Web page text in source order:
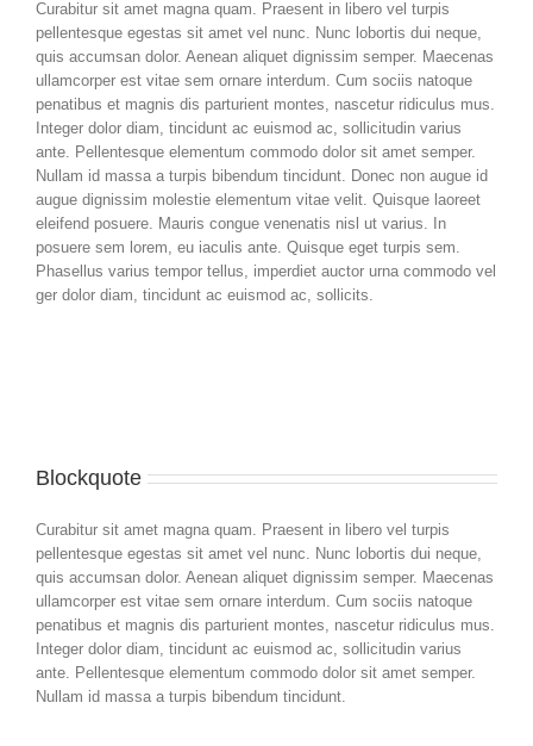
Curabitur sit amet magna quam. Praesent in libero vel turpis
pellentesque egestas sit amet vel nunc. Nunc lobortis dui neque,
quis accumsan dolor. Aenean aliquet dignissim semper. Maecenas
ullamcorper est vitae sem ornare interdum. Cum sociis natoque
penatibus et magnis dis parturient montes, nascetur ridiculus mus.
Integer dolor diam, tincidunt ac euismod ac, sollicitudin varius
ante. Pellentesque elementum commodo dolor sit amet semper.
Nullam id massa a turpis bibendum tincidunt. Donec non augue id
augue dignissim molestie elementum vitae velit. Quisque laoreet
eleifend posuere. Mauris congue venenatis nisl ut varius. In
posuere sem lorem, eu iaculis ante. Quisque eget turpis sem.
Phasellus varius tempor tellus, imperdiet auctor urna commodo vel
ger dolor diam, tincidunt ac euismod ac, sollicits.
Blockquote
Curabitur sit amet magna quam. Praesent in libero vel turpis
pellentesque egestas sit amet vel nunc. Nunc lobortis dui neque,
quis accumsan dolor. Aenean aliquet dignissim semper. Maecenas
ullamcorper est vitae sem ornare interdum. Cum sociis natoque
penatibus et magnis dis parturient montes, nascetur ridiculus mus.
Integer dolor diam, tincidunt ac euismod ac, sollicitudin varius
ante. Pellentesque elementum commodo dolor sit amet semper.
Nullam id massa a turpis bibendum tincidunt.